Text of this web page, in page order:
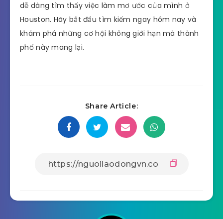
dễ dàng tìm thấy việc làm mơ ước của mình ở
Houston. Hãy bắt đầu tìm kiếm ngay hôm nay và
khám phá những cơ hội không giới hạn mà thành
phố này mang lại.
Share Article: